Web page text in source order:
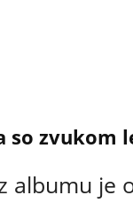
so zvukom
albumu je